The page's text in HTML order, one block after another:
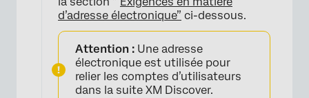
d’adresse électronique” ci-dessous.
Attention : Une adresse
électronique est utilisée pour
relier les comptes d’utilisateurs
dans la suite XM Discover.